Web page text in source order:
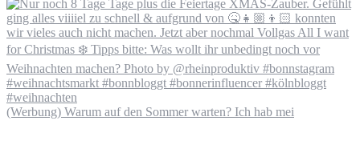
(Werbung) Warum auf den Sommer warten? Ich hab mei